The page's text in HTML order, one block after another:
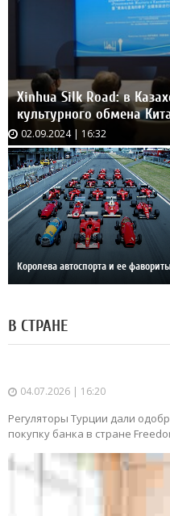
Xinhua Silk Road: в
культурного обмена
02.09.2024 | 16:32
Королева автоспорта и ее фавориты
В СТРАНЕ
04.07.2026 | 16:20
Регуляторы Турции дали
покупку банка в стране